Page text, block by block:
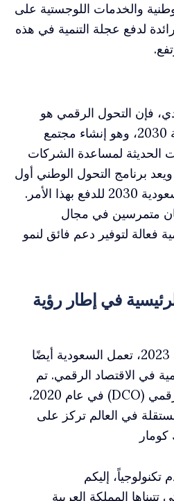
والخدمات اللوجستية على
لدفع عجلة التنمية في هذه
فإن التحول الرقمي هو
هدف آخر ترمي إليه رؤية 2030، وهو إنشاء مجتمع
الحديثة لمساعدة الشركات
برنامج التحول الوطني أول
برنامج في إطار رؤية السعودية 2030 للدفع بهذا الأمر.
متمرسين في مجال
فعالة لتوفير دعم فائق لنمو
في إطار رؤية
”في إطار رؤية السعودية 2023، تعمل السعودية أيضًا
في الاقتصاد الرقمي. تم
إطلاق منظمة التعاون الرقمي (DCO) في عام 2020،
في العالم تركز على
كومار
إليكم
تتبناها المملكة العربية